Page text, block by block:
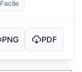
Facile
PNG PDF